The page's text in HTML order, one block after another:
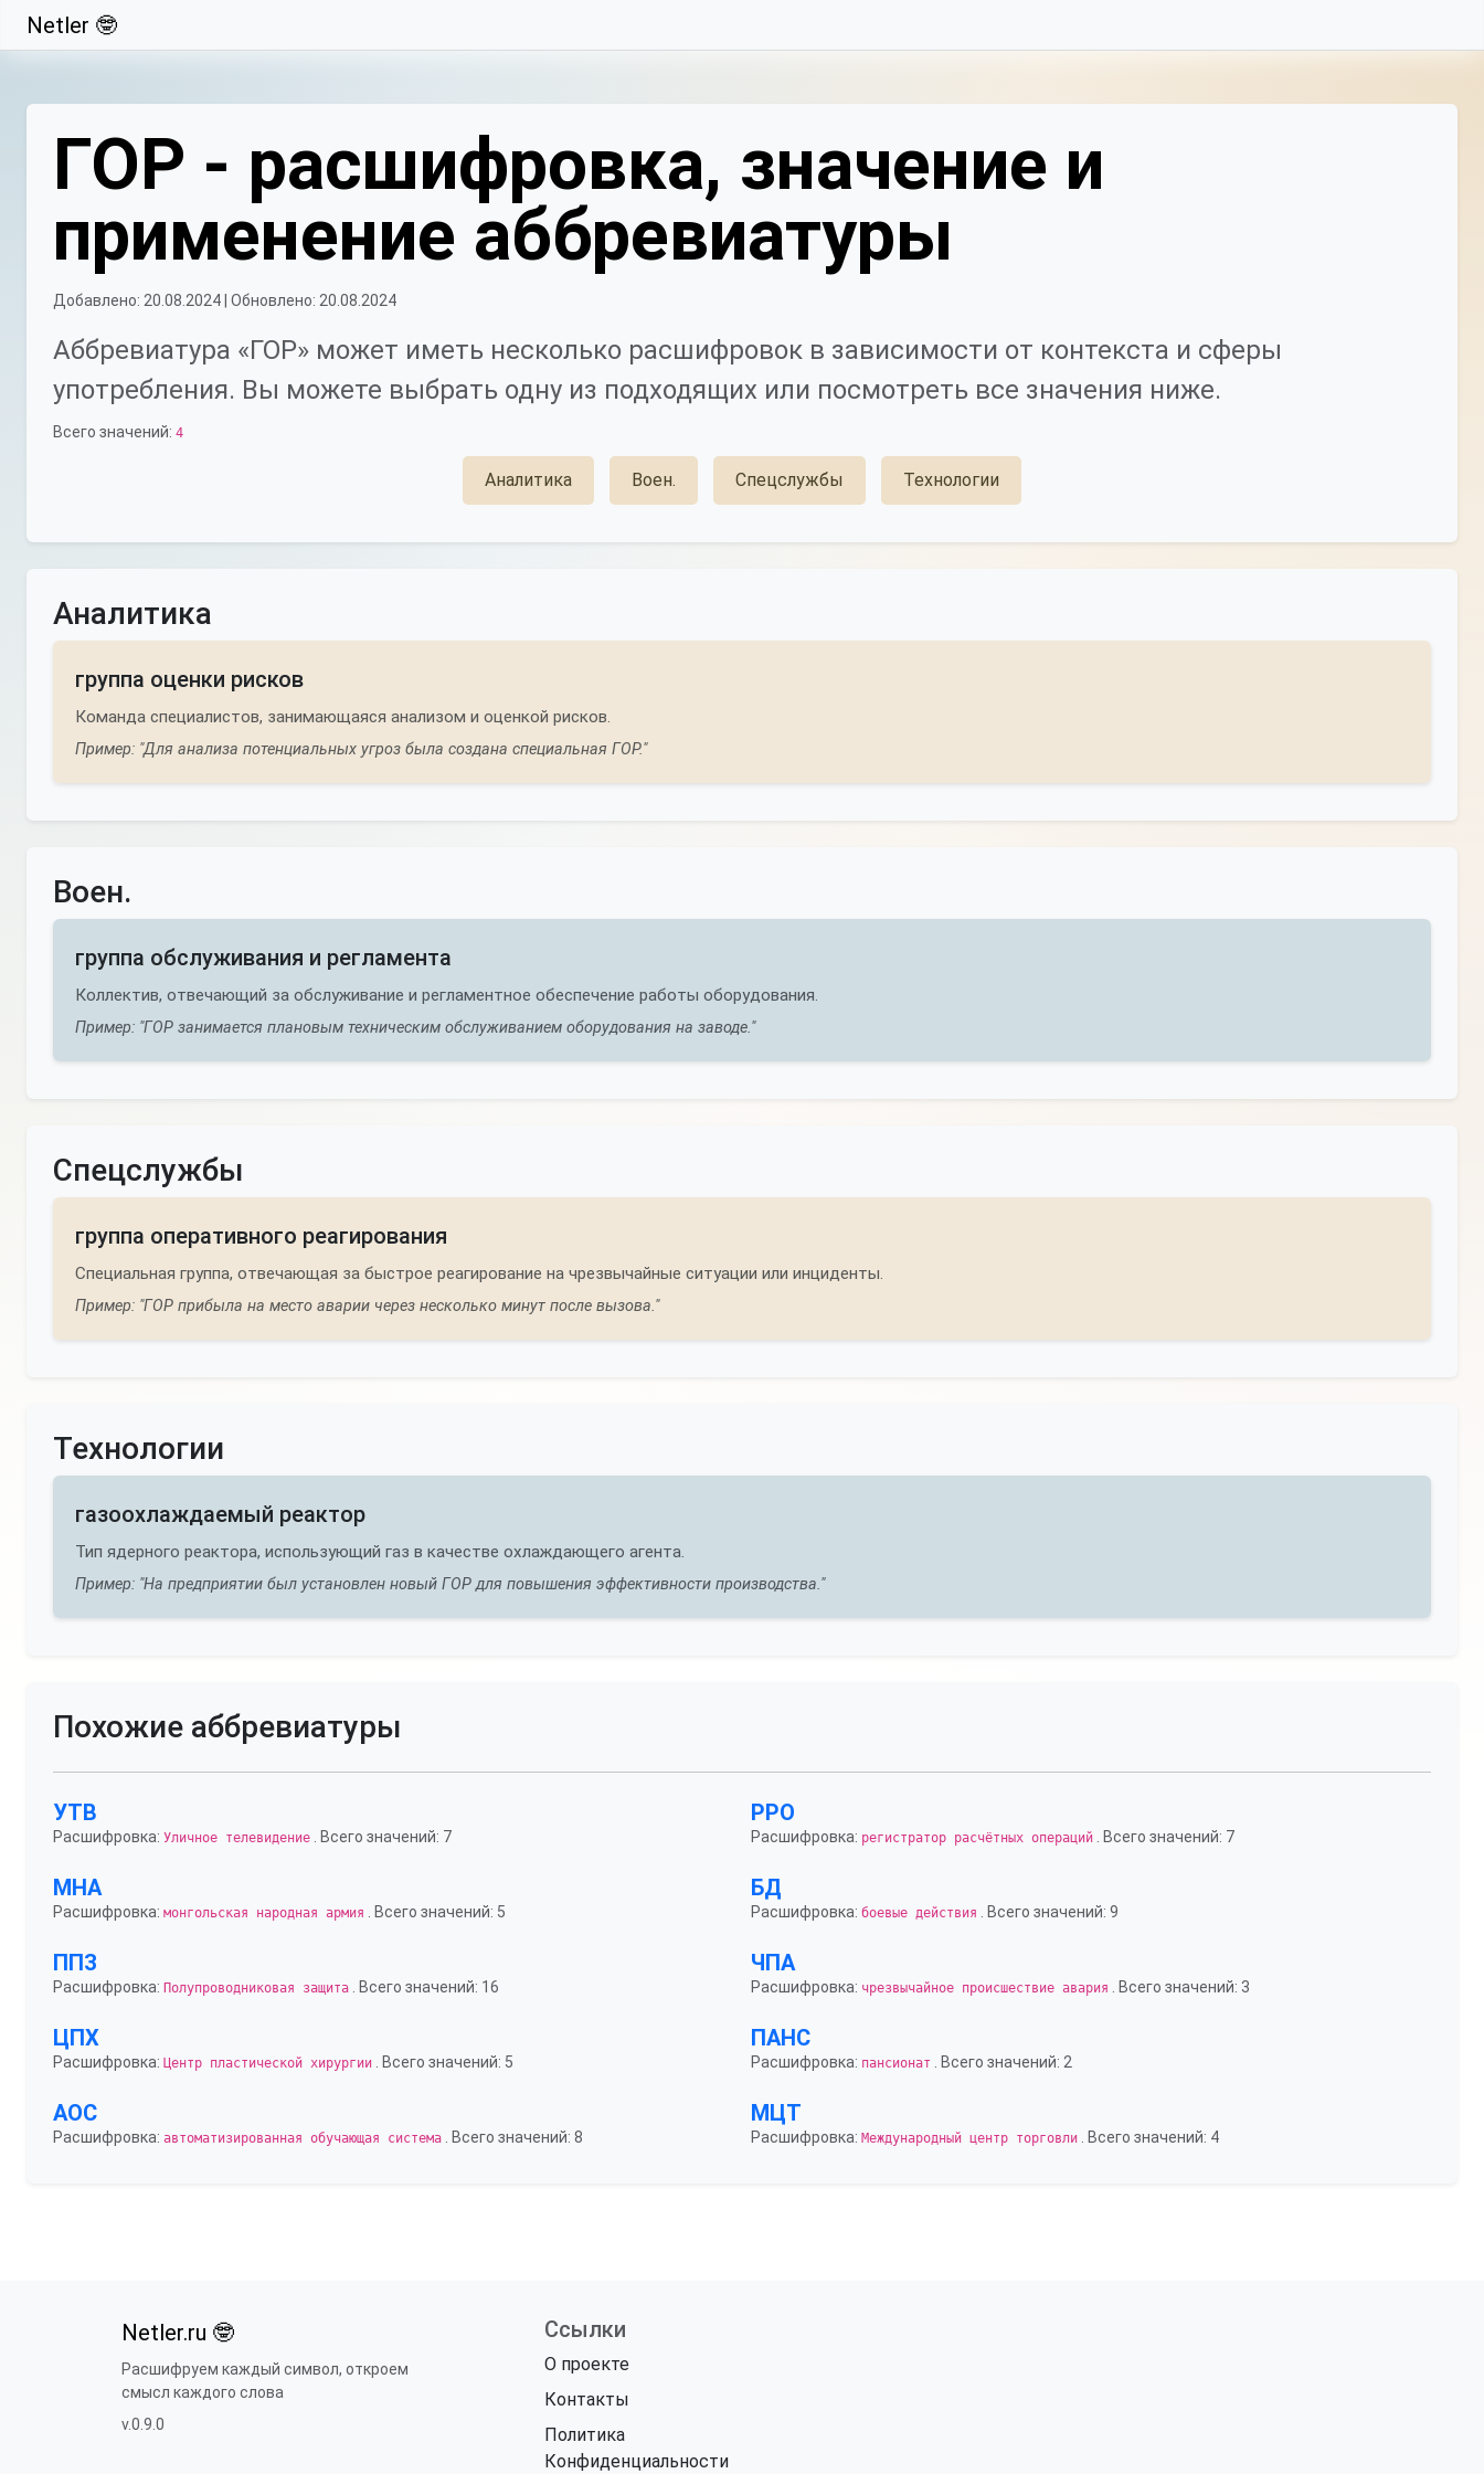
Свернуть
Netler 🤓
ГОР - расшифровка, значение и
применение аббревиатуры
Добавлено: 20.08.2024 | Обновлено: 20.08.2024
Аббревиатура «ГОР» может иметь несколько расшифровок в зависимости от контекста и сферы
употребления. Вы можете выбрать одну из подходящих или посмотреть все значения ниже.
Всего значений: 4
Аналитика Воен. Спецслужбы Технологии
Аналитика
группа оценки рисков
Команда специалистов, занимающаяся анализом и оценкой рисков.
Пример: "Для анализа потенциальных угроз была создана специальная ГОР."
Воен.
группа обслуживания и регламента
Коллектив, отвечающий за обслуживание и регламентное обеспечение работы оборудования.
Пример: "ГОР занимается плановым техническим обслуживанием оборудования на заводе."
Спецслужбы
группа оперативного реагирования
Специальная группа, отвечающая за быстрое реагирование на чрезвычайные ситуации или инциденты.
Пример: "ГОР прибыла на место аварии через несколько минут после вызова."
Технологии
газоохлаждаемый реактор
Тип ядерного реактора, использующий газ в качестве охлаждающего агента.
Пример: "На предприятии был установлен новый ГОР для повышения эффективности производства."
Похожие аббревиатуры
УТВ
Расшифровка: Уличное телевидение . Всего значений: 7
РРО
Расшифровка: регистратор расчётных операций . Всего значений: 7
МНА
Расшифровка: монгольская народная армия . Всего значений: 5
БД
Расшифровка: боевые действия . Всего значений: 9
ППЗ
Расшифровка: Полупроводниковая защита . Всего значений: 16
ЧПА
Расшифровка: чрезвычайное происшествие авария . Всего значений: 3
ЦПХ
Расшифровка: Центр пластической хирургии . Всего значений: 5
ПАНС
Расшифровка: пансионат . Всего значений: 2
АОС
Расшифровка: автоматизированная обучающая система . Всего значений: 8
МЦТ
Расшифровка: Международный центр торговли . Всего значений: 4
Netler.ru 🤓
Расшифруем каждый символ, откроем
смысл каждого слова
v.0.9.0
Ссылки
О проекте
Контакты
Политика
Конфиденциальности